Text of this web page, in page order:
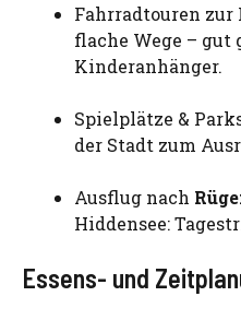
Fahrradtouren
flache Wege – gut
Kinderanhänger.
Spielplätze &
der Stadt zum
Ausflug nach
Hiddensee:
Essens- und